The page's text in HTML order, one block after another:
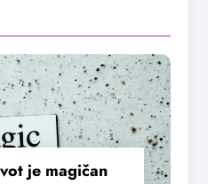
je magičan